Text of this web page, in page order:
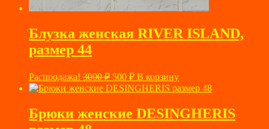
Блузка женская RIVER ISLAND,
размер 44
Распродажа! 3000₽ Первоначальная
цена
составляла
3000 ₽.
500 ₽Текущая
цена:
В корзину
Брюки женские DESINGHERIS